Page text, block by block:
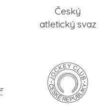
Český
atletický svaz